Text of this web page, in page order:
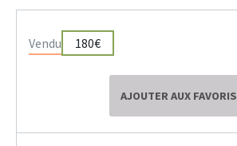
Vendu 180€
AJOUTER AUX FAVORIS